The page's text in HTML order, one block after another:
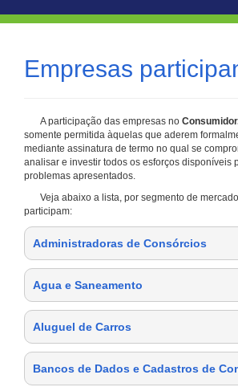
Empresas
A participação das empresas no
somente permitida àquelas que aderem
mediante assinatura de termo no qual se
analisar e investir todos os esforços disponíveis
problemas apresentados.
Veja abaixo a lista, por segmento de
participam:
Administradoras de Consórcios
Agua e Saneamento
Aluguel de Carros
Bancos de Dados e Cadastros de